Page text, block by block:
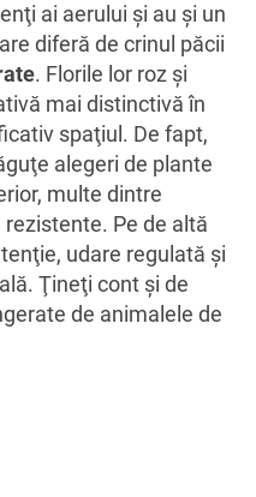
ai aerului şi au şi un
diferă de crinul păcii
. Florile lor roz şi
mai distinctivă în
spaţiul. De fapt,
alegeri de plante
multe dintre
Pe de altă
udare regulată şi
Ţineţi cont şi de
de animalele de